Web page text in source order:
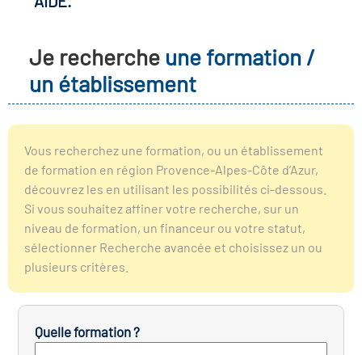
les métiers
clés métiers et
lieu d'information ou
Solidaire (ESS)
du secteur sanitaire
de l'Industrie
emploi-formation
Je recherche une formation /
un établissement
Vous recherchez une formation, ou un établissement
de formation en région Provence-Alpes-Côte d’Azur,
découvrez les en utilisant les possibilités ci-dessous.
Si vous souhaitez affiner votre recherche, sur un
niveau de formation, un financeur ou votre statut,
sélectionner Recherche avancée et choisissez un ou
plusieurs critères.
Quelle formation ?